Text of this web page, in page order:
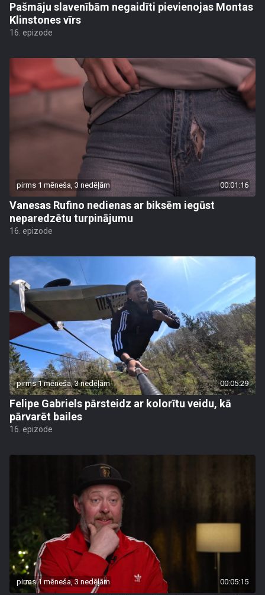
Pašmāju slavenībām negaidīti pievienojas Montas
Klinstones vīrs
16. epizode
pirms 1 mēneša, 3 nedēļām 00:01:16
Vanesas Rufino nedienas ar biksēm iegūst
neparedzētu turpinājumu
16. epizode
pirms 1 mēneša, 3 nedēļām 00:05:29
Felipe Gabriels pārsteidz ar kolorītu veidu, kā
pārvarēt bailes
16. epizode
pirms 1 mēneša, 3 nedēļām 00:05:15